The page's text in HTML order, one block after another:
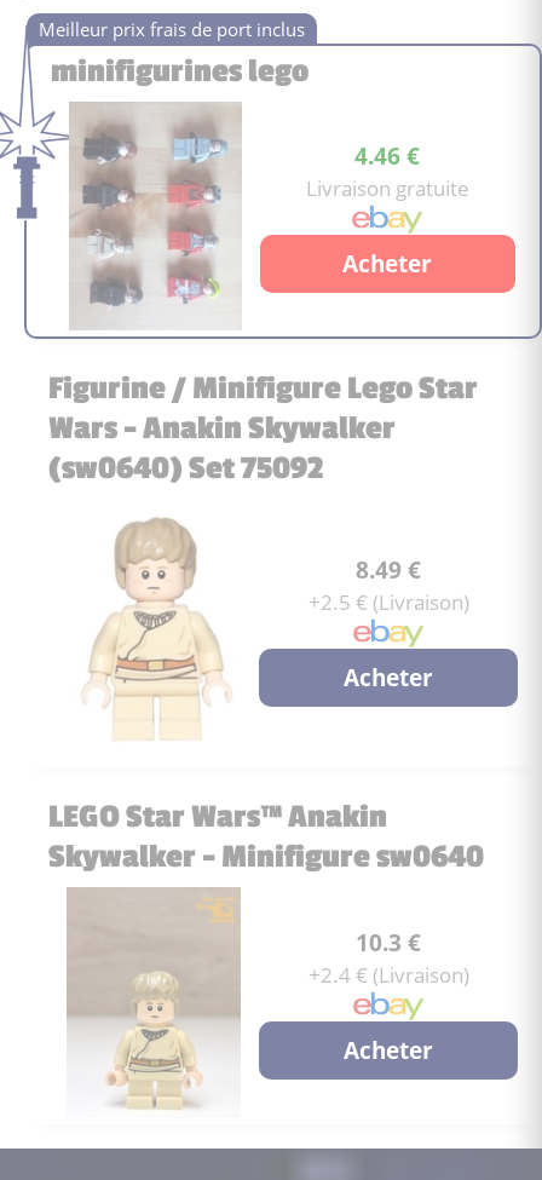
minifigurines lego
4.46 €
Livraison gratuite
Acheter
Figurine / Minifigure Lego Star
Wars - Anakin Skywalker
(sw0640) Set 75092
8.49 €
+2.5 € (Livraison)
Acheter
LEGO Star Wars™ Anakin
Skywalker - Minifigure sw0640
10.3 €
+2.4 € (Livraison)
Acheter